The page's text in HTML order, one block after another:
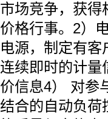
市场竞争，获得
价格行事。2）
电源，制定有
连续即时的计量
价信息4） 对参
结合的自动负荷